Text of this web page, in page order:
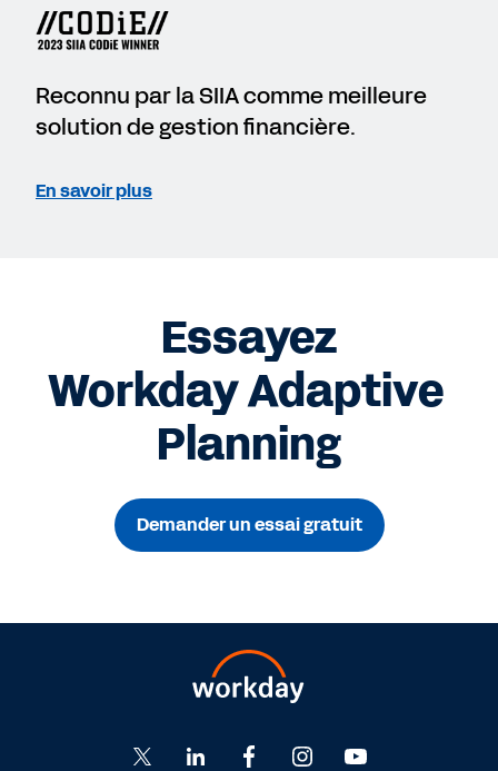
Reconnu par la SIIA comme meilleure
solution de gestion financière.
En savoir plus
Essayez
Workday Adaptive
Planning
Demander un essai gratuit